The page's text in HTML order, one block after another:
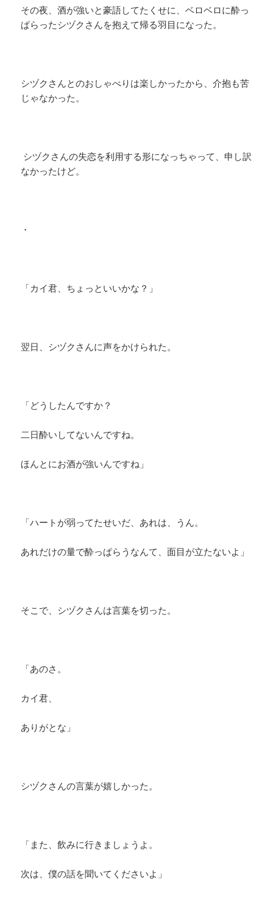
その夜、酒が強いと豪語してたくせに、ベロベロに酔っ
ぱらったシヅクさんを抱えて帰る羽目になった。
シヅクさんとのおしゃべりは楽しかったから、介抱も苦
じゃなかった。
シヅクさんの失恋を利用する形になっちゃって、申し訳
なかったけど。
・
「カイ君、ちょっといいかな？」
翌日、シヅクさんに声をかけられた。
「どうしたんですか？
二日酔いしてないんですね。
ほんとにお酒が強いんですね」
「ハートが弱ってたせいだ、あれは、うん。
あれだけの量で酔っぱらうなんて、面目が立たないよ」
そこで、シヅクさんは言葉を切った。
「あのさ。
カイ君、
ありがとな」
シヅクさんの言葉が嬉しかった。
「また、飲みに行きましょうよ。
次は、僕の話を聞いてくださいよ」